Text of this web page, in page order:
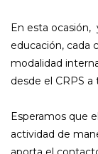
En esta ocasión,
educación, cada
modalidad
desde el CRPS
Esperamos que
actividad de